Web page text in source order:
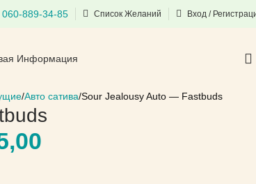
060-889-34-85 Список Желаний Вход /
Информация
Авто сатива Sour Jealousy Auto — Fastbuds